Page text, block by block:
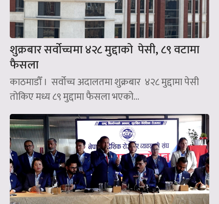
शुक्रबार सर्वोच्चमा ४२८ मुद्दाको पेसी, ८९ वटामा
फैसला
काठमाडौँ । सर्वोच्च अदालतमा शुक्रबार ४२८ मुद्दामा पेसी
तोकिए मध्य ८९ मुद्दामा फैसला भएको...